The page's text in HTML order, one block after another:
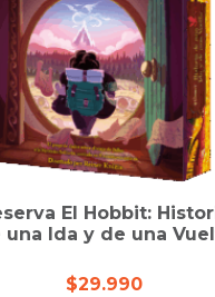
El Hobbit:
una Ida y de una
$29.990